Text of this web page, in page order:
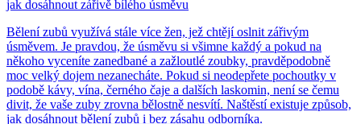
jak dosáhnout zářivě bílého úsměvu
Bělení zubů využívá stále více žen, jež chtějí oslnit zářivým
úsměvem. Je pravdou, že úsměvu si všimne každý a pokud na
někoho vyceníte zanedbané a zažloutlé zoubky, pravděpodobně
moc velký dojem nezanecháte. Pokud si neodepřete pochoutky v
podobě kávy, vína, černého čaje a dalších laskomin, není se čemu
divit, že vaše zuby zrovna bělostně nesvítí. Naštěstí existuje způsob,
jak dosáhnout bělení zubů i bez zásahu odborníka.